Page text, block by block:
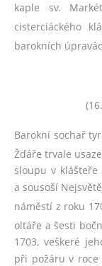
kaple sv.
cisterciáckého
barokních
Barokní sochař
Žďáře trvale
sloupu v
a sousoší
náměstí z roku
oltáře a šesti
1703, veškeré
při požáru v roce